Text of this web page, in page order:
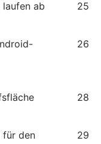
ab
25
26
28
für den
29